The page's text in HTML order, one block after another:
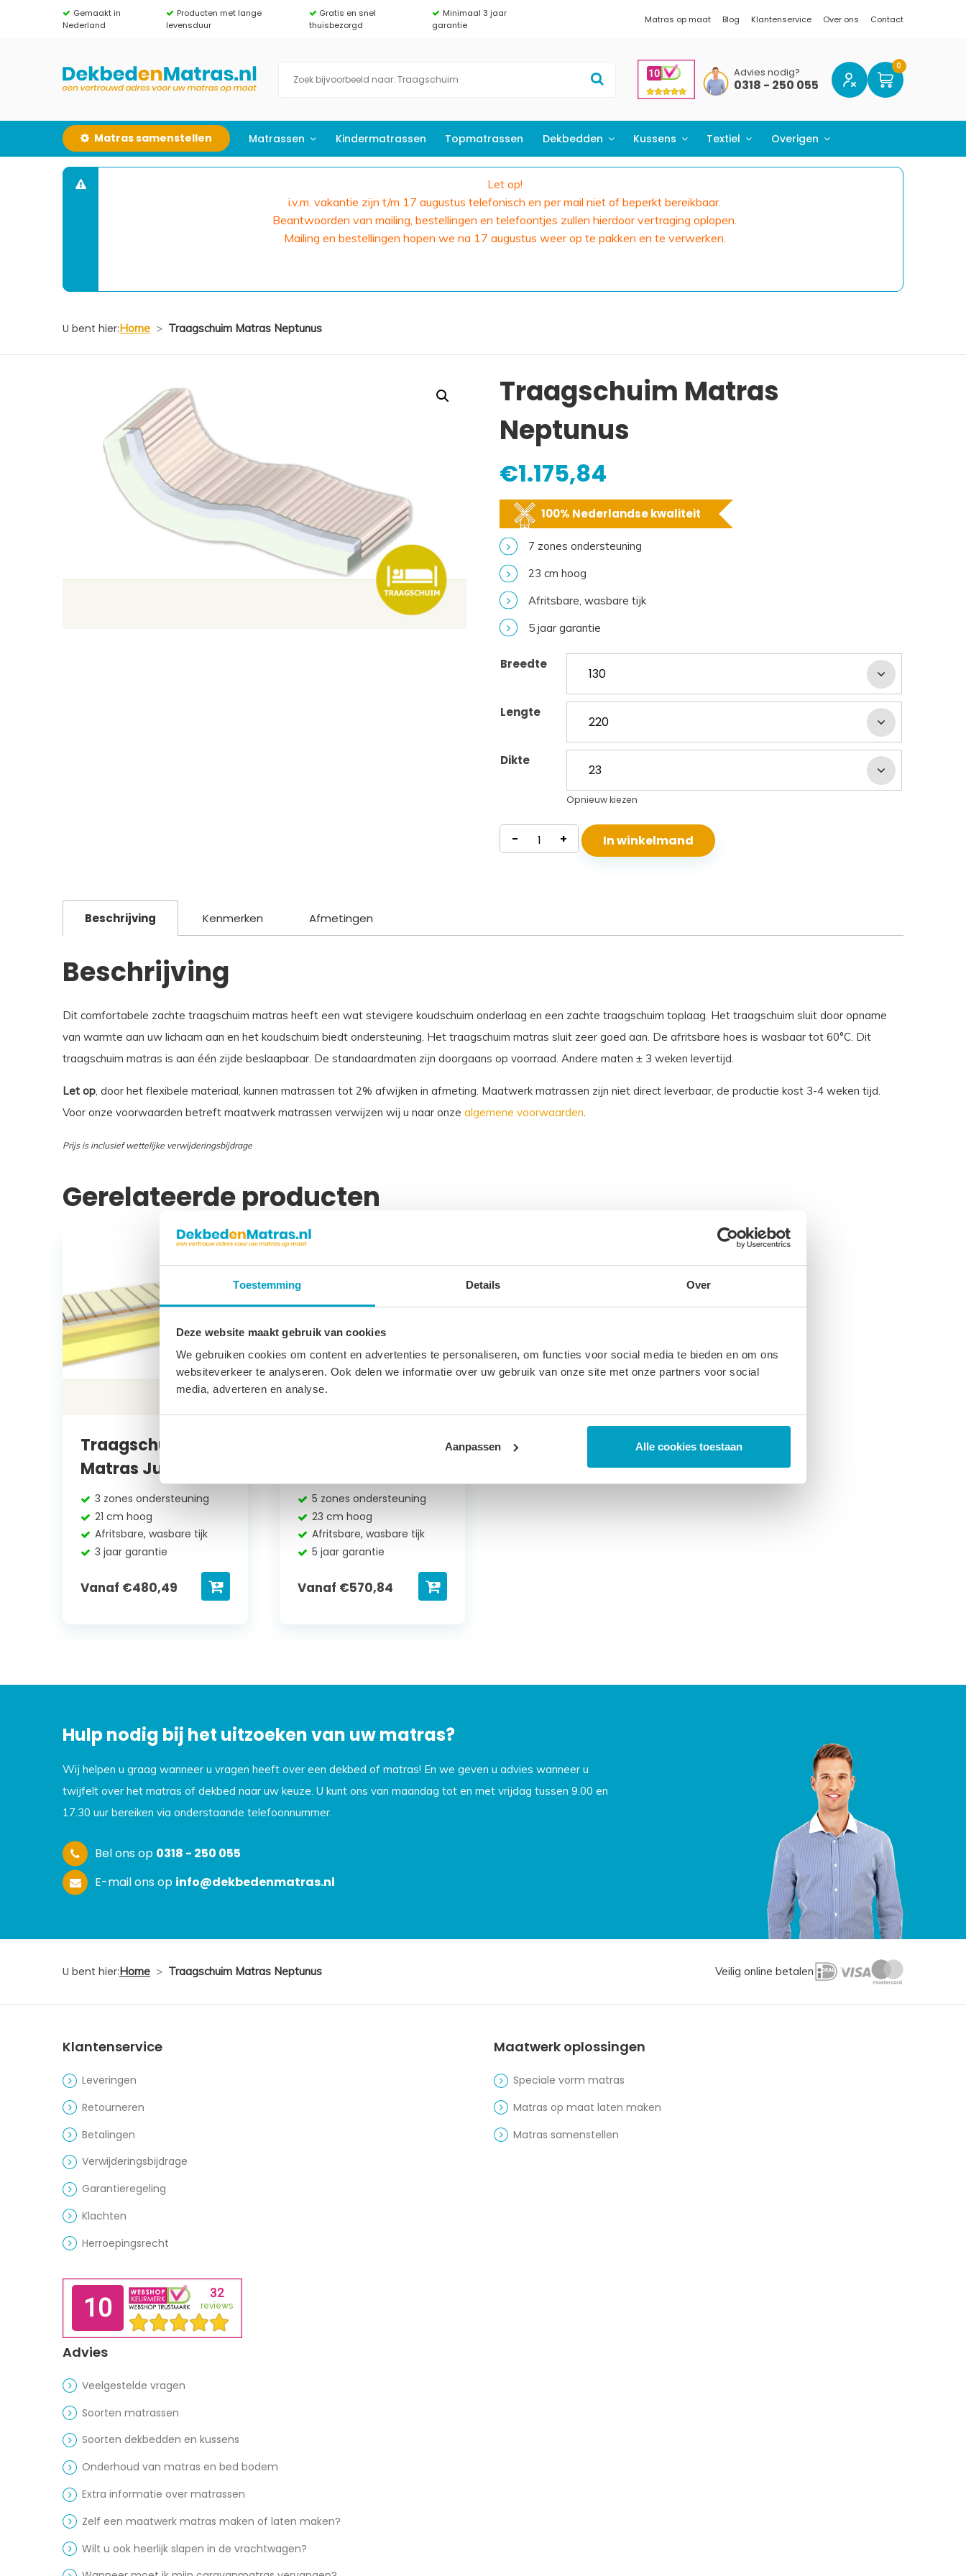
Toestemming Details Over
Deze website maakt gebruik van cookies
We gebruiken cookies om content en advertenties te personaliseren, om functies voor social media te bieden en om ons
websiteverkeer te analyseren. Ook delen we informatie over uw gebruik van onze site met onze partners voor social
media, adverteren en analyse.
Aanpassen Alle cookies toestaan
Gemaakt in
Nederland
Producten met lange
levensduur
Gratis en snel
thuisbezorgd
Minimaal 3 jaar
garantie
Matras op maat Blog Klantenservice Over ons Contact
Advies nodig?
0318 - 250 055
Matras samenstellen Matrassen Kindermatrassen Topmatrassen Dekbedden Kussens Textiel Overigen
Let op!
i.v.m. vakantie zijn t/m 17 augustus telefonisch en per mail niet of beperkt bereikbaar.
Beantwoorden van mailing, bestellingen en telefoontjes zullen hierdoor vertraging oplopen.
Mailing en bestellingen hopen we na 17 augustus weer op te pakken en te verwerken.
U bent hier:Home > Traagschuim Matras Neptunus
Traagschuim Matras
Neptunus
€1.175,84
100% Nederlandse kwaliteit
7 zones ondersteuning
23 cm hoog
Afritsbare, wasbare tijk
5 jaar garantie
Breedte
Lengte
Dikte
Opnieuw kiezen
Matras
- + In winkelmand
Beschrijving Kenmerken Afmetingen
Beschrijving
Dit comfortabele zachte traagschuim matras heeft een wat stevigere koudschuim onderlaag en een zachte traagschuim toplaag. Het traagschuim sluit door opname
van warmte aan uw lichaam aan en het koudschuim biedt ondersteuning. Het traagschuim matras sluit zeer goed aan. De afritsbare hoes is wasbaar tot 60°C. Dit
traagschuim matras is aan één zijde beslaapbaar. De standaardmaten zijn doorgaans op voorraad. Andere maten ± 3 weken levertijd.
Let op, door het flexibele materiaal, kunnen matrassen tot 2% afwijken in afmeting. Maatwerk matrassen zijn niet direct leverbaar, de productie kost 3-4 weken tijd.
Voor onze voorwaarden betreft maatwerk matrassen verwijzen wij u naar onze algemene voorwaarden.
Prijs is inclusief wettelijke verwijderingsbijdrage
Gerelateerde producten
Traagschuim
Matras Jupiter
3 zones ondersteuning
21 cm hoog
Afritsbare, wasbare tijk
3 jaar garantie
Vanaf €480,49
5 zones ondersteuning
23 cm hoog
Afritsbare, wasbare tijk
5 jaar garantie
Vanaf €570,84
Hulp nodig bij het uitzoeken van uw matras?
Wij helpen u graag wanneer u vragen heeft over een dekbed of matras! En we geven u advies wanneer u
twijfelt over het matras of dekbed naar uw keuze. U kunt ons van maandag tot en met vrijdag tussen 9.00 en
17.30 uur bereiken via onderstaande telefoonnummer.
Bel ons op 0318 - 250 055
E-mail ons op info@dekbedenmatras.nl
U bent hier:Home > Traagschuim Matras Neptunus Veilig online betalen
Klantenservice
Leveringen
Retourneren
Betalingen
Verwijderingsbijdrage
Garantieregeling
Klachten
Herroepingsrecht
Maatwerk oplossingen
Speciale vorm matras
Matras op maat laten maken
Matras samenstellen
Advies
Veelgestelde vragen
Soorten matrassen
Soorten dekbedden en kussens
Onderhoud van matras en bed bodem
Extra informatie over matrassen
Zelf een maatwerk matras maken of laten maken?
Wilt u ook heerlijk slapen in de vrachtwagen?